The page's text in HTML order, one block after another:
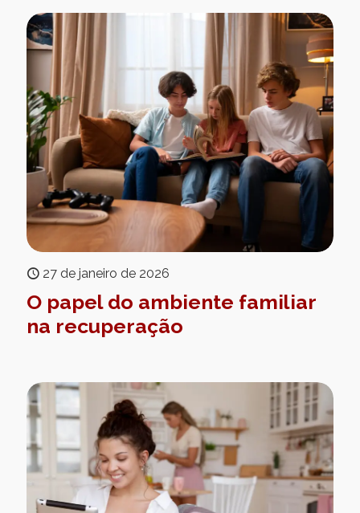
27 de janeiro de 2026
O papel do ambiente familiar
na recuperação